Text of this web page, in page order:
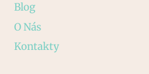
Blog
O Nás
Kontakty